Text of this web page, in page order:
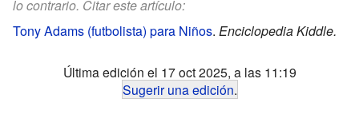
lo contrario. Citar este artículo:
Tony Adams (futbolista) para Niños. Enciclopedia Kiddle.
Última edición el 17 oct 2025, a las 11:19
Sugerir una edición.